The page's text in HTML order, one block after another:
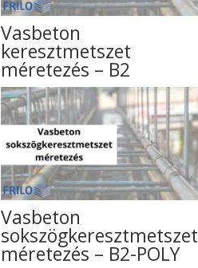
Vasbeton
keresztmetszet
méretezés – B2
Vasbeton
sokszögkeresztmetszet
méretezés – B2-POLY